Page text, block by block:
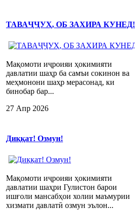
ТАВАҶҶУҲ, ОБ ЗАХИРА КУНЕД!
Мақомоти иҷроияи ҳокимияти
давлатии шаҳр ба самъи сокинон ва
меҳмонони шаҳр мерасонад, ки
бинобар бар...
27 Апр 2026
Диққат! Озмун!
Мақомоти иҷроияи ҳокимияти
давлатии шаҳри Гулистон барои
ишғоли мансабҳои холии маъмурии
хизмати давлатӣ озмун эълон...